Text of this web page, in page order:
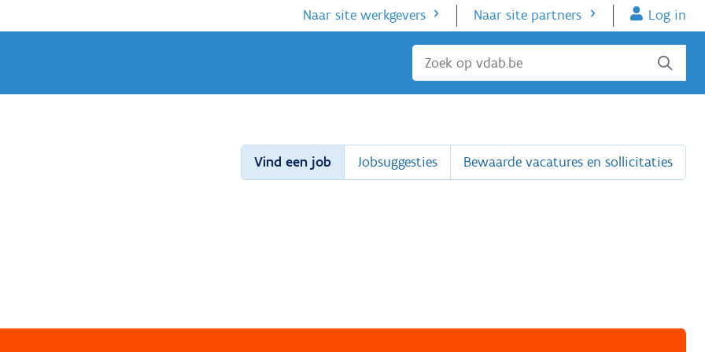
Naar site werkgevers Naar site partners Log in
Sluiten
Vind een job Jobsuggesties Bewaarde vacatures en sollicitaties